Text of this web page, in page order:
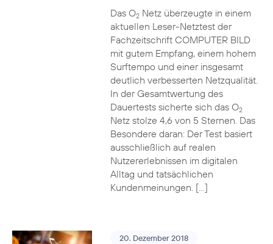
Das O2Netz überzeugte in einem
aktuellen Leser-Netztest der
Fachzeitschrift COMPUTER BILD
mit gutem Empfang, einem hohem
Surftempo und einer insgesamt
deutlich verbesserten Netzqualität.
In der Gesamtwertung des
Dauertests sicherte sich das O2
Netz stolze 4,6 von 5 Sternen. Das
Besondere daran: Der Test basiert
ausschließlich auf realen
Nutzererlebnissen im digitalen
Alltag und tatsächlichen
Kundenmeinungen. […]
20. Dezember 2018